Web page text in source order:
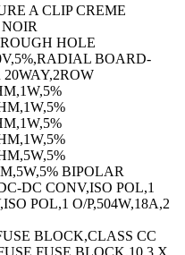
A CLIP CREME
HOLE
BOARD-
BIPOLAR
DC CONV,ISO POL,1
POL,1 O/P,504W,18A,2
BLOCK,CLASS CC